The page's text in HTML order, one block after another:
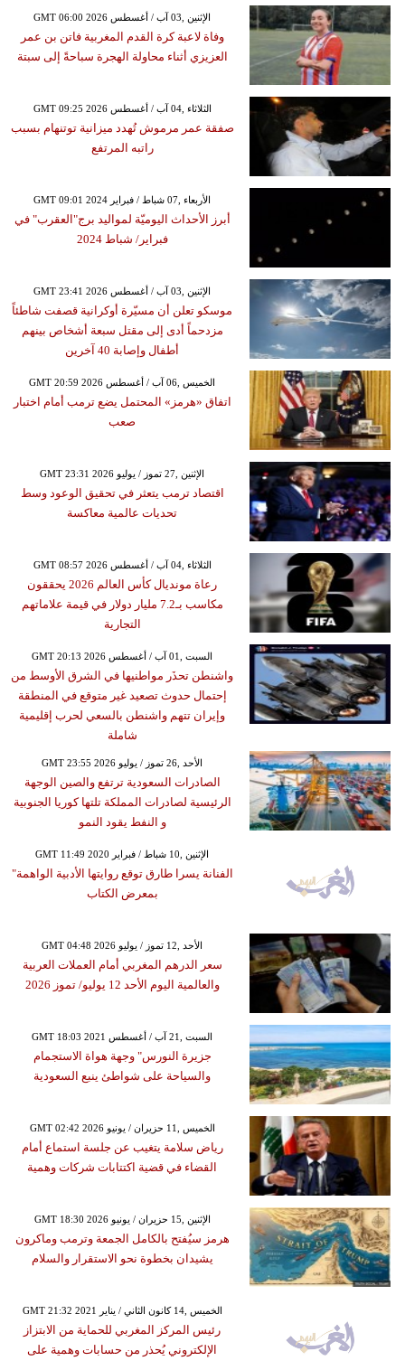
GMT 06:00 2026 الإثنين ,03 آب / أغسطس
وفاة لاعبة كرة القدم المغربية فاتن بن عمر
العزيزي أثناء محاولة الهجرة سباحةً إلى سبتة
GMT 09:25 2026 الثلاثاء ,04 آب / أغسطس
صفقة عمر مرموش تُهدد ميزانية توتنهام بسبب
راتبه المرتفع
GMT 09:01 2024 الأربعاء ,07 شباط / فبراير
أبرز الأحداث اليوميّة لمواليد برج"العقرب" في
فبراير/ شباط 2024
GMT 23:41 2026 الإثنين ,03 آب / أغسطس
موسكو تعلن أن مسيّرة أوكرانية قصفت شاطئاً
مزدحماً أدى إلى مقتل سبعة أشخاص بينهم
أطفال وإصابة 40 آخرين
GMT 20:59 2026 الخميس ,06 آب / أغسطس
اتفاق «هرمز» المحتمل يضع ترمب أمام اختبار
صعب
GMT 23:31 2026 الإثنين ,27 تموز / يوليو
اقتصاد ترمب يتعثر في تحقيق الوعود وسط
تحديات عالمية معاكسة
GMT 08:57 2026 الثلاثاء ,04 آب / أغسطس
رعاة مونديال كأس العالم 2026 يحققون
مكاسب بـ7.2 مليار دولار في قيمة علاماتهم
التجارية
GMT 20:13 2026 السبت ,01 آب / أغسطس
واشنطن تحذَر مواطنيها في الشرق الأوسط من
إحتمال حدوث تصعيد غير متوقع في المنطقة
وإيران تتهم واشنطن بالسعي لحرب إقليمية
شاملة
GMT 23:55 2026 الأحد ,26 تموز / يوليو
الصادرات السعودية ترتفع والصين الوجهة
الرئيسية لصادرات المملكة تلتها كوريا الجنوبية
و النفط يقود النمو
GMT 11:49 2020 الإثنين ,10 شباط / فبراير
الفنانة يسرا طارق توقع روايتها الأدبية الواهمة"
بمعرض الكتاب
GMT 04:48 2026 الأحد ,12 تموز / يوليو
سعر الدرهم المغربي أمام العملات العربية
والعالمية اليوم الأحد 12 يوليو/ تموز 2026
GMT 18:03 2021 السبت ,21 آب / أغسطس
جزيرة النورس" وجهة هواة الاستجمام
والسياحة على شواطئ ينبع السعودية
GMT 02:42 2026 الخميس ,11 حزيران / يونيو
رياض سلامة يتغيب عن جلسة استماع أمام
القضاء في قضية اكتتابات شركات وهمية
GMT 18:30 2026 الإثنين ,15 حزيران / يونيو
هرمز سيُفتح بالكامل الجمعة وترمب وماكرون
يشيدان بخطوة نحو الاستقرار والسلام
GMT 21:32 2021 الخميس ,14 كانون الثاني / يناير
رئيس المركز المغربي للحماية من الابتزاز
الإلكتروني يُحذر من حسابات وهمية على